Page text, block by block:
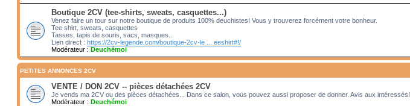
Boutique 2CV (tee-shirts, sweats, casquettes...)
Venez faire un tour sur notre boutique de produits 100% deuchistes! Vous y trouverez forcément votre bonheur.
Tee shirt, sweats, casquettes
Tasses, tapis de souris, sacs, masques...
Lien direct : https://2cv-legende.com/boutique-2cv-le ... eeshirt#!/
Modérateur : Deuchémoi
PETITES ANNONCES 2CV
VENTE / DON 2CV -- pièces détachées 2CV
Je vends ma 2CV ou des pièces détachées... Dans ce salon, vous pouvez aussi proposer de donner. Avis aux intéressés!
Modérateur : Deuchémoi